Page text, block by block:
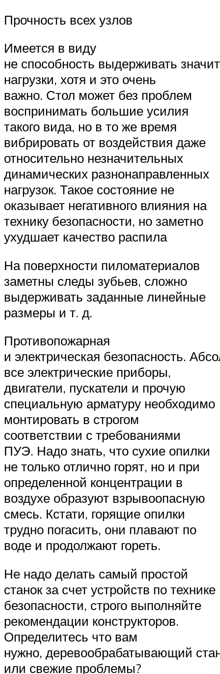
Прочность всех узлов
Имеется в виду
не способность выдерживать
нагрузки, хотя и это очень
важно. Стол может без проблем
воспринимать большие усилия
такого вида, но в то же время
вибрировать от воздействия даже
относительно незначительных
динамических разнонаправленных
нагрузок. Такое состояние не
оказывает негативного влияния на
технику безопасности, но заметно
ухудшает качество распила
На поверхности пиломатериалов
заметны следы зубьев, сложно
выдерживать заданные линейные
размеры и т. д.
Противопожарная
и электрическая безопасность.
все электрические приборы,
двигатели, пускатели и прочую
специальную арматуру необходимо
монтировать в строгом
соответствии с требованиями
ПУЭ. Надо знать, что сухие опилки
не только отлично горят, но и при
определенной концентрации в
воздухе образуют взрывоопасную
смесь. Кстати, горящие опилки
трудно погасить, они плавают по
воде и продолжают гореть.
Не надо делать самый простой
станок за счет устройств по технике
безопасности, строго выполняйте
рекомендации конструкторов.
Определитесь что вам
нужно, деревообрабатывающий
или свежие проблемы?